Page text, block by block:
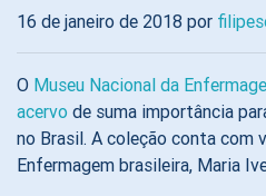
16 de janeiro de 2018 por
O Museu Nacional da
acervo de suma importância
no Brasil. A coleção conta com
Enfermagem brasileira, Maria